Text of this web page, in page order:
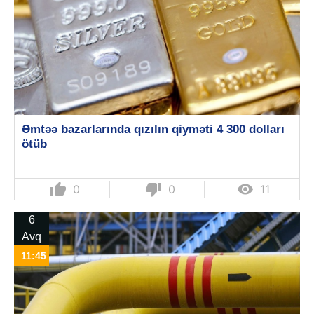
Əmtəə bazarlarında qızılın qiyməti 4 300 dolları
ötüb
thumb_up 0 thumb_down 0  11
6
Avq
11:45